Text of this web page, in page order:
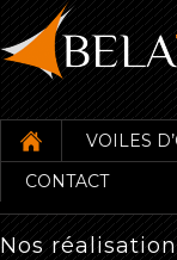
VOILES
CONTACT
Nos